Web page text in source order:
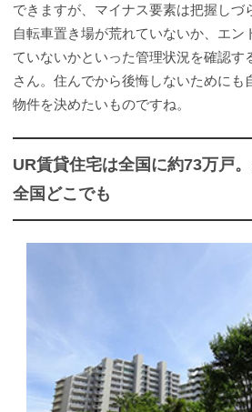
できますが、マイナス要素は把握しづ
自転車置き場が荒れていないか、エン
ていないかといった管理状況を確認す
さん。住んでから後悔しないためにも
物件を決めたいものですね。
UR賃貸住宅は全国に約73万戸
全国どこでも